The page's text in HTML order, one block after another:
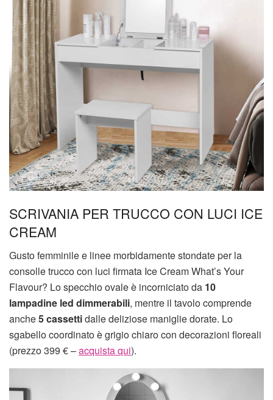
SCRIVANIA PER TRUCCO CON LUCI ICE
CREAM
Gusto femminile e linee morbidamente stondate per la
consolle trucco con luci firmata Ice Cream What’s Your
Flavour? Lo specchio ovale è incorniciato da 10
lampadine led dimmerabili, mentre il tavolo comprende
anche5 cassettidalle deliziose maniglie dorate. Lo
sgabello coordinato è grigio chiaro con decorazioni floreali
(prezzo 399 € –acquista qui).